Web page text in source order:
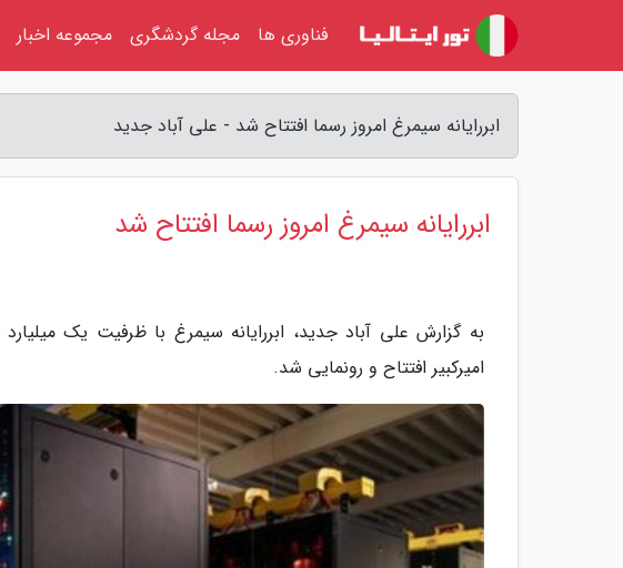
ابررایانه سیمرغ امروز رسما افتتاح شد - علی آباد جدید
ابررایانه سیمرغ امروز رسما افتتاح شد
امیرکبیر افتتاح و رونمایی شد.
فناوری ها مجله گردشگری مجموعه اخبار